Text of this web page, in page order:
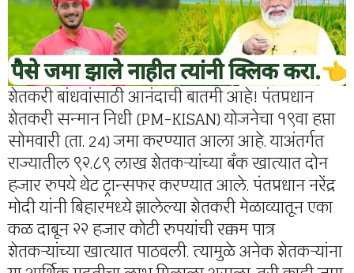
शेतकरी बांधवांसाठी आनंदाची बातमी आहे! पंतप्रधान
शेतकरी सन्मान निधी (PM-KISAN) योजनेचा १९वा हप्ता
सोमवारी (ता. 24) जमा करण्यात आला आहे. याअंतर्गत
राज्यातील ९२.८९ लाख शेतकऱ्यांच्या बँक खात्यात दोन
हजार रुपये थेट ट्रान्सफर करण्यात आले. पंतप्रधान नरेंद्र
मोदी यांनी बिहारमध्ये झालेल्या शेतकरी मेळाव्यातून एका
कळ दाबून २२ हजार कोटी रुपयांची रक्कम पात्र
शेतकऱ्यांच्या खात्यात पाठवली. त्यामुळे अनेक शेतकऱ्यांना